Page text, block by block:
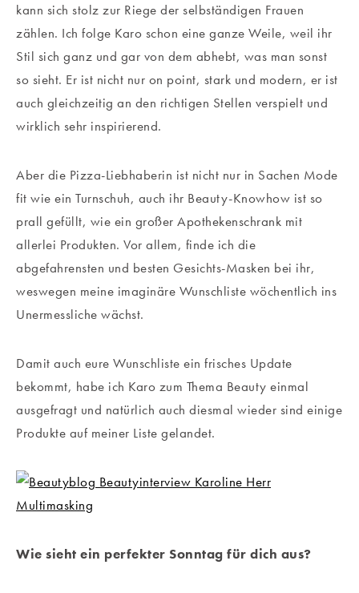
kann sich stolz zur Riege der selbständigen Frauen
zählen. Ich folge Karo schon eine ganze Weile, weil ihr
Stil sich ganz und gar von dem abhebt, was man sonst
so sieht. Er ist nicht nur on point, stark und modern, er ist
auch gleichzeitig an den richtigen Stellen verspielt und
wirklich sehr inspirierend.
Aber die Pizza-Liebhaberin ist nicht nur in Sachen Mode
fit wie ein Turnschuh, auch ihr Beauty-Knowhow ist so
prall gefüllt, wie ein großer Apothekenschrank mit
allerlei Produkten. Vor allem, finde ich die
abgefahrensten und besten Gesichts-Masken bei ihr,
weswegen meine imaginäre Wunschliste wöchentlich ins
Unermessliche wächst.
Damit auch eure Wunschliste ein frisches Update
bekommt, habe ich Karo zum Thema Beauty einmal
ausgefragt und natürlich auch diesmal wieder sind einige
Produkte auf meiner Liste gelandet.
Wie sieht ein perfekter Sonntag für dich aus?